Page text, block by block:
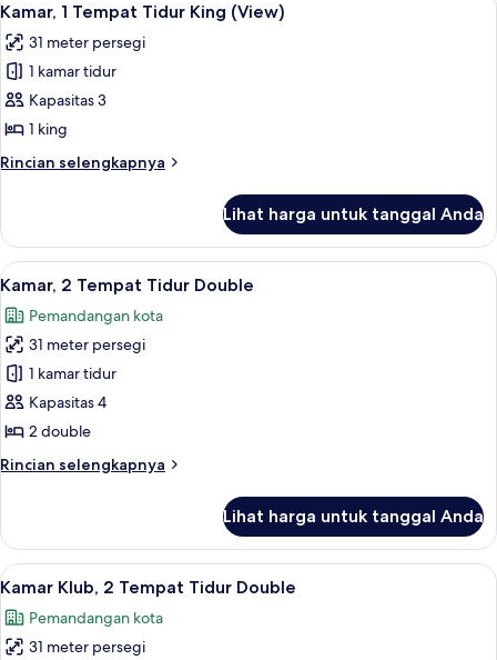
1
tidur
semua
foto
untuk
Kamar,
1
Tempat
Tidur
(View)
14
Kamar, 1 Tempat Tidur King (View)
31 meter persegi
1 kamar tidur
Kapasitas 3
1 king
Rincian selengkapnya
Rincian
Kamar,
Tempat
King
(View)
Lihat harga untuk tanggal Anda
Lihat
semua
foto
untuk
Kamar,
2
Tempat
Double
Seprai premium, brankas, meja
9
Kamar, 2 Tempat Tidur Double
Pemandangan kota
31 meter persegi
1 kamar tidur
Kapasitas 4
2 double
Rincian selengkapnya
Rincian
Kamar,
Tempat
Double
Lihat harga untuk tanggal Anda
Lihat
semua
foto
untuk
Seprai premium, brankas, meja
10
Kamar Klub, 2 Tempat Tidur Double
Pemandangan kota
31 meter persegi